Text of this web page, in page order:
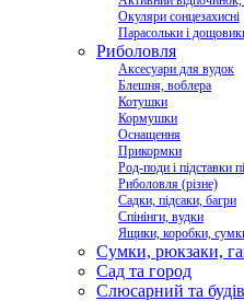
Окуляри сонцезахисні
Парасольки і
Риболовля
Аксесуари для вудок
Блешня, воблера
Котушки
Кормушки
Оснащення
Прикормки
Род-поди і підставки
Риболовля (різне)
Садки, підсаки, багри
Спінінги, вудки
Ящики, коробки,
Сумки, рюкзаки,
Сад та город
Слюсарний та